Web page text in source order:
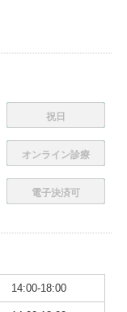
祝日
オンライン診療
電子決済可
14:00-18:00